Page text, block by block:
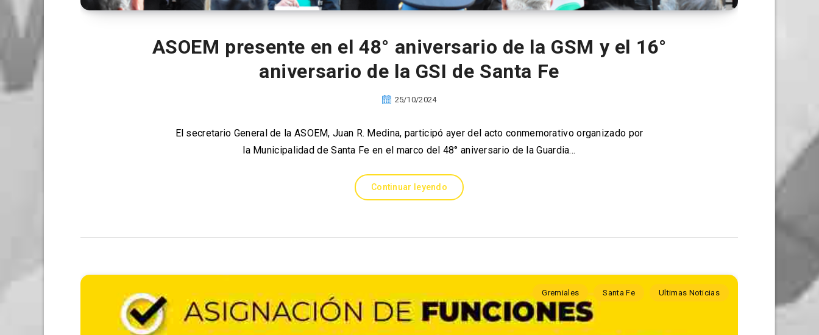
ASOEM presente en el 48° aniversario de la GSM y el 16°
aniversario de la GSI de Santa Fe
25/10/2024
El secretario General de la ASOEM, Juan R. Medina, participó ayer del acto conmemorativo organizado por
la Municipalidad de Santa Fe en el marco del 48° aniversario de la Guardia…
Continuar leyendo
Gremiales Santa Fe Ultimas Noticias